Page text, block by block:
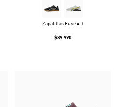
Zapatillas Fuse 4.0
$89.990